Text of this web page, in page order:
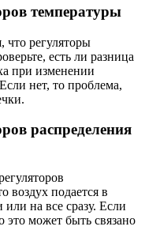
температуры
что регуляторы
есть ли разница
при изменении
нет, то проблема,
распределения
воздух подается в
на все сразу. Если
это может быть связано